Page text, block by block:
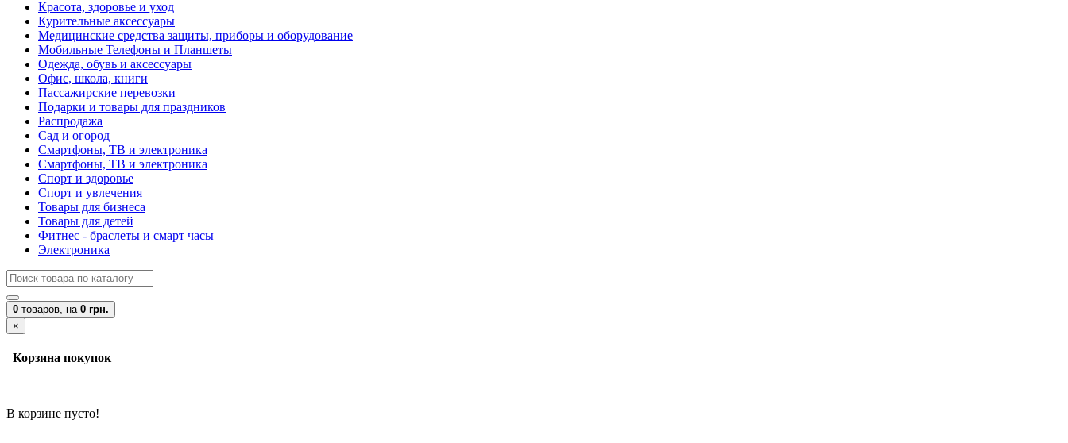
Красота, здоровье и уход
Курительные аксессуары
Медицинские средства защиты, приборы и оборудование
Мобильные Телефоны и Планшеты
Одежда, обувь и аксессуары
Офис, школа, книги
Пассажирские перевозки
Подарки и товары для праздников
Распродажа
Сад и огород
Смартфоны, ТВ и электроника
Смартфоны, ТВ и электроника
Спорт и здоровье
Спорт и увлечения
Товары для бизнеса
Товары для детей
Фитнес - браслеты и смарт часы
Электроника
0 товаров, на 0 грн.
×
Корзина покупок
В корзине пусто!